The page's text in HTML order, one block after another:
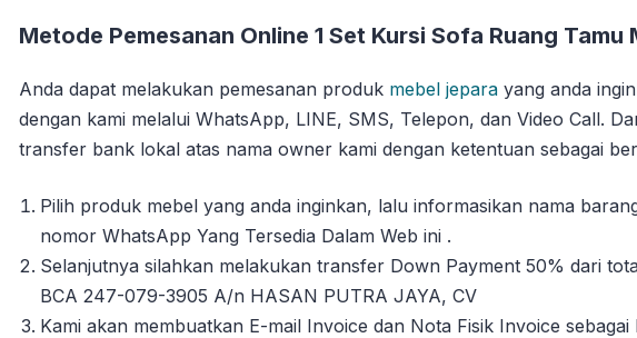
Metode Pemesanan Online 1 Set Kursi Sofa Ruang Tamu
Anda dapat melakukan pemesanan produk mebel jepara yang anda
dengan kami melalui WhatsApp, LINE, SMS, Telepon, dan Video Call.
transfer bank lokal atas nama owner kami dengan ketentuan sebagai
Pilih produk mebel yang anda inginkan, lalu informasikan nama
nomor WhatsApp Yang Tersedia Dalam Web ini .
Selanjutnya silahkan melakukan transfer Down Payment 50% dari
BCA 247-079-3905 A/n HASAN PUTRA JAYA, CV
Kami akan membuatkan E-mail Invoice dan Nota Fisik Invoice